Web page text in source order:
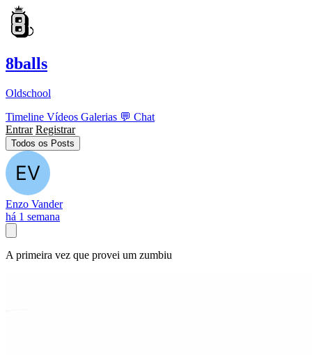
8balls
Oldschool
Timeline Vídeos Galerias 💬 Chat
Entrar Registrar
Todos os Posts
Enzo Vander
há 1 semana
A primeira vez que provei um zumbiu